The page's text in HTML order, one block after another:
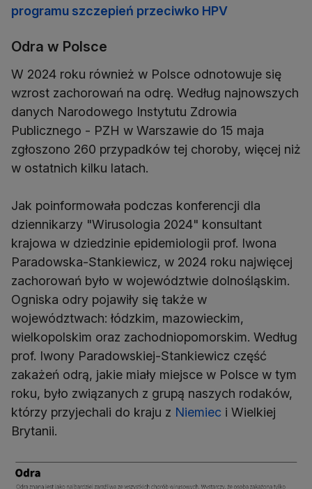
programu szczepień przeciwko HPV
Odra w Polsce
W 2024 roku również w Polsce odnotowuje się
wzrost zachorowań na odrę. Według najnowszych
danych Narodowego Instytutu Zdrowia
Publicznego - PZH w Warszawie do 15 maja
zgłoszono 260 przypadków tej choroby, więcej niż
w ostatnich kilku latach.
Jak poinformowała podczas konferencji dla
dziennikarzy "Wirusologia 2024" konsultant
krajowa w dziedzinie epidemiologii prof. Iwona
Paradowska-Stankiewicz, w 2024 roku najwięcej
zachorowań było w województwie dolnośląskim.
Ogniska odry pojawiły się także w
województwach: łódzkim, mazowieckim,
wielkopolskim oraz zachodniopomorskim. Według
prof. Iwony Paradowskiej-Stankiewicz część
zakażeń odrą, jakie miały miejsce w Polsce w tym
roku, było związanych z grupą naszych rodaków,
którzy przyjechali do kraju z Niemiec i Wielkiej
Brytanii.